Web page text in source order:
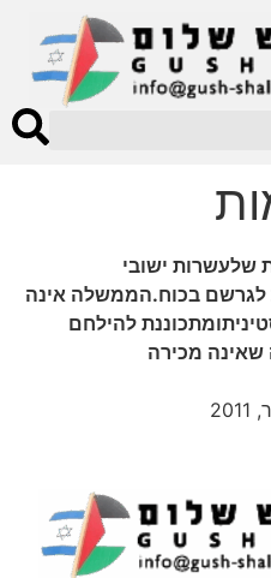
שלעשרות ישובי
לגרשם בכוח.הממשלה אינה
להילחם
מכירה